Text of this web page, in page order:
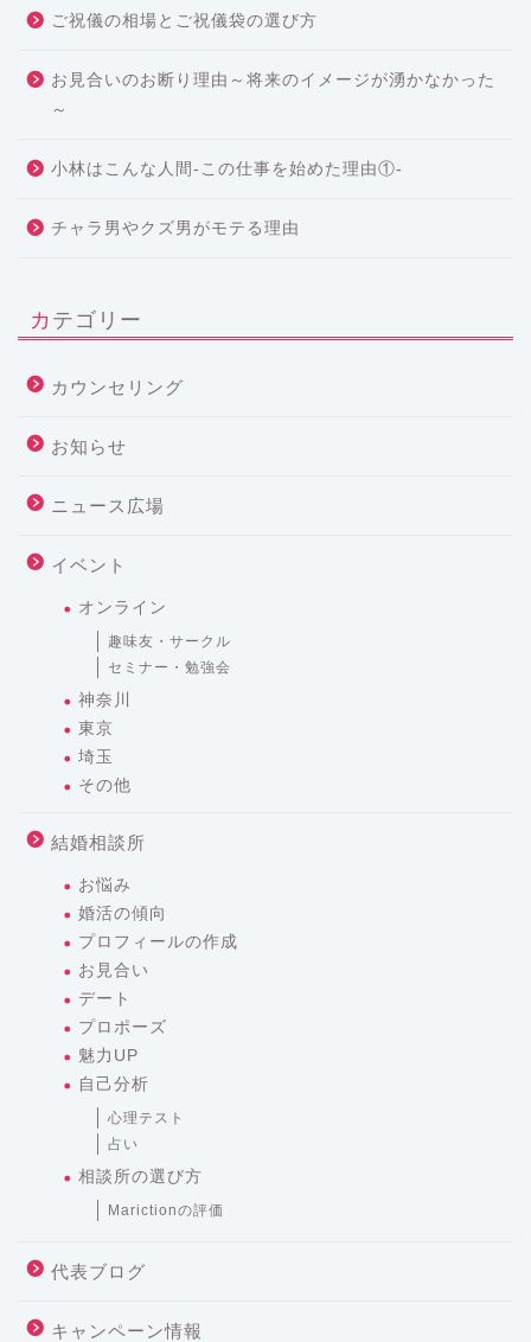
ご祝儀の相場とご祝儀袋の選び方
お見合いのお断り理由～将来のイメージが湧かなかった
～
小林はこんな人間-この仕事を始めた理由①-
チャラ男やクズ男がモテる理由
カテゴリー
カウンセリング
お知らせ
ニュース広場
イベント
オンライン
趣味友・サークル
セミナー・勉強会
神奈川
東京
埼玉
その他
結婚相談所
お悩み
婚活の傾向
プロフィールの作成
お見合い
デート
プロポーズ
魅力UP
自己分析
心理テスト
占い
相談所の選び方
Marictionの評価
代表ブログ
キャンペーン情報